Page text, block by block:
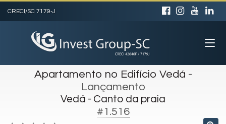
CRECI/SC 7179-J
Apartamento no Edifício Vedá -
Lançamento
Vedá - Canto da praia
#1.516